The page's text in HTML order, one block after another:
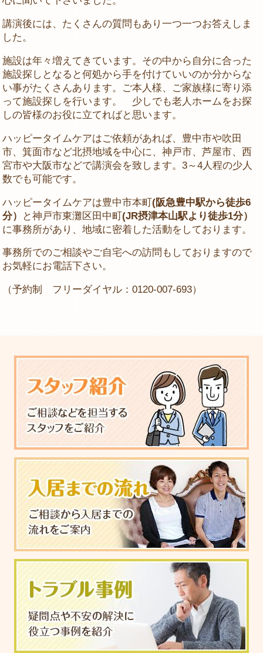
講演後には、たくさんの質問もあり一つ一つお答えしま
した。
施設は年々増えてきています。その中から自分に合った
施設探しとなると何処から手を付けていいのか分からな
い事がたくさんあります。ご本人様、ご家族様に寄り添
って施設探しを行います。 少しでも老人ホームをお探
しの皆様のお役に立てればと思います。
ハッピータイムケアはご依頼があれば、豊中市や吹田
市、箕面市など北摂地域を中心に、神戸市、芦屋市、西
宮市や大阪市などで講演会を致します。3～4人程の少人
数でも可能です。
ハッピータイムケアは豊中市本町(阪急豊中駅から徒歩6
分）
と神戸市東灘区田中町(JR摂津本山駅より徒歩1分）
に事務所があり、地域に密着した活動をしております。
事務所でのご相談やご自宅への訪問もしておりますので
お気軽にお電話下さい。
（予約制 フリーダイヤル：0120-007-693）